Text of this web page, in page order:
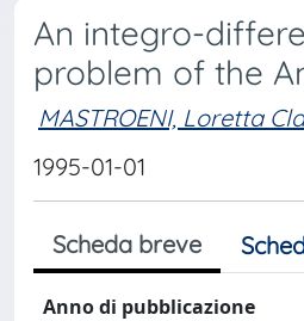
An integro-
problem of the
MASTROENI, Loretta
1995-01-01
Scheda breve
Anno di pubblicazione